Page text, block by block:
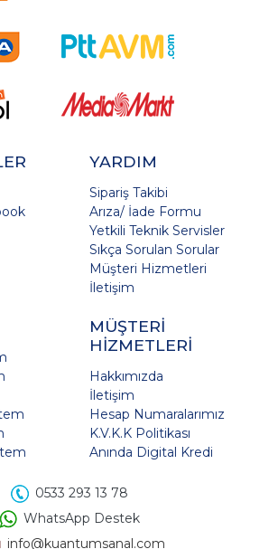
YARDIM
Sipariş Takibi
Arıza/ İade Formu
Yetkili Teknik Servisler
Sıkça Sorulan Sorular
Müşteri Hizmetleri
İletişim
MÜŞTERİ
HİZMETLERİ
Hakkımızda
İletişim
Hesap Numaralarımız
K.V.K.K Politikası
Anında Digital Kredi
0533 293 13 78
WhatsApp Destek
info@kuantumsanal.com